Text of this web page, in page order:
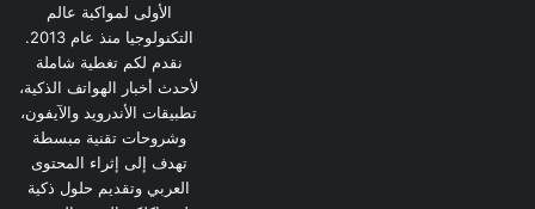
الأولى لمواكبة عالم
التكنولوجيا منذ عام 2013.
نقدم لكم تغطية شاملة
لأحدث أخبار الهواتف الذكية،
تطبيقات الأندرويد والآيفون،
وشروحات تقنية مبسطة
تهدف إلى إثراء المحتوى
العربي وتقديم حلول ذكية